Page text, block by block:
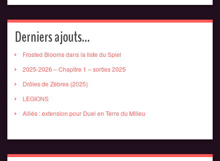
Derniers ajouts…
Frosted Blooms dans la liste du Spiel
2025-2026 – Chapitre 1 – sorties 2025
Drôles de Zèbres (2025)
LEGIONS
Alliés : extension pour Duel en Terre du Milieu